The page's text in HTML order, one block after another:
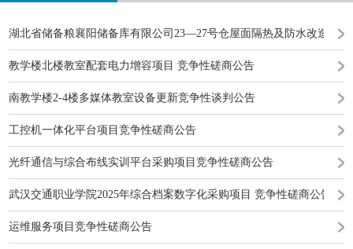
湖北省储备粮襄阳储备库有限公司23—27号仓屋面隔热及防水改造工
教学楼北楼教室配套电力增容项目 竞争性磋商公告
南教学楼2-4楼多媒体教室设备更新竞争性谈判公告
工控机一体化平台项目竞争性磋商公告
光纤通信与综合布线实训平台采购项目竞争性磋商公告
武汉交通职业学院2025年综合档案数字化采购项目 竞争性磋商公告
运维服务项目竞争性磋商公告